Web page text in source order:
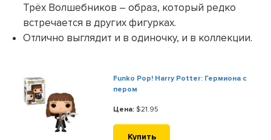
Трёх Волшебников – образ, который редко
встречается в других фигурках.
Отлично выглядит и в одиночку, и в коллекции.
Funko Pop! Harry Potter: Гермиона с
пером
Цена: $21.95
Купить